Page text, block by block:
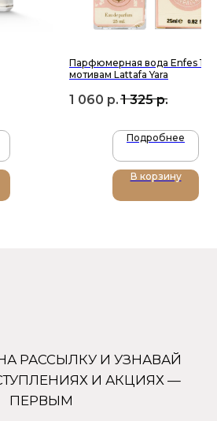
Парфюмерная вода Enfes 125
мотивам Lattafa Yara
1 060 р. 1 325 р.
Подробнее
В корзину